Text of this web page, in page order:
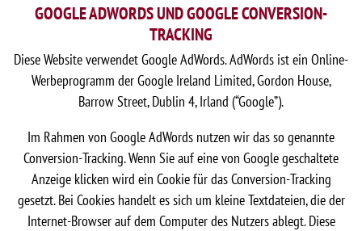
GOOGLE ADWORDS UND GOOGLE CONVERSION-
TRACKING
Diese Website verwendet Google AdWords. AdWords ist ein Online-
Werbeprogramm der Google Ireland Limited, Gordon House,
Barrow Street, Dublin 4, Irland (“Google”).
Im Rahmen von Google AdWords nutzen wir das so genannte
Conversion-Tracking. Wenn Sie auf eine von Google geschaltete
Anzeige klicken wird ein Cookie für das Conversion-Tracking
gesetzt. Bei Cookies handelt es sich um kleine Textdateien, die der
Internet-Browser auf dem Computer des Nutzers ablegt. Diese